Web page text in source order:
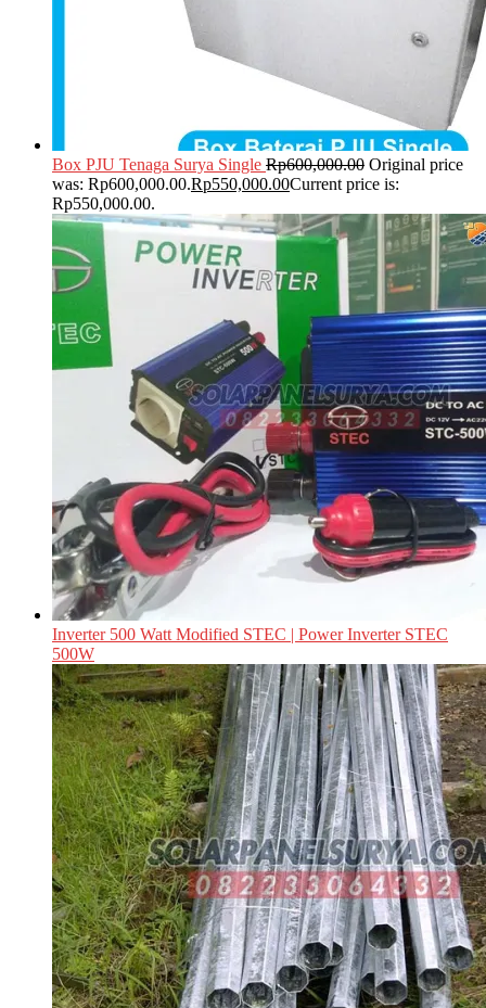
Box PJU Tenaga Surya Single Rp600,000.00 Original price
was: Rp600,000.00.Rp550,000.00Current price is:
Rp550,000.00.
Inverter 500 Watt Modified STEC | Power Inverter STEC
500W